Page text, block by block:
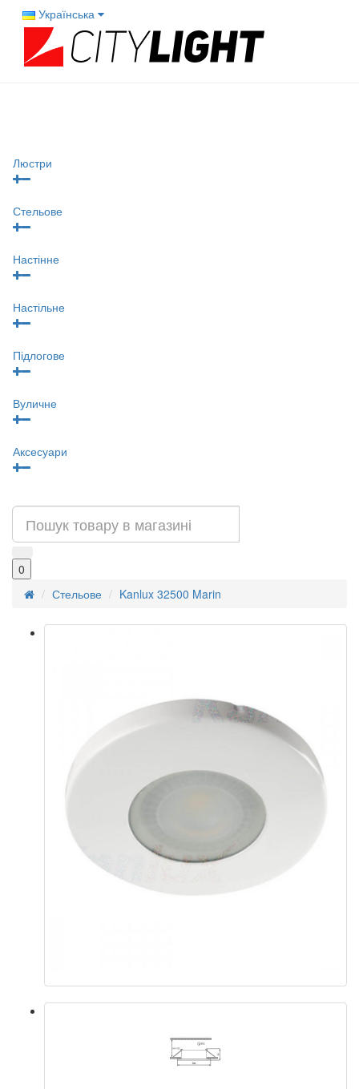
Українська
Люстри
Стельове
Настінне
Настільне
Підлогове
Вуличне
Аксесуари
0
Стельове
Kanlux 32500 Marin